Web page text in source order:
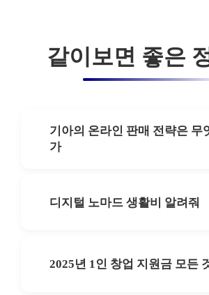
같이보면 좋은
기아의 온라인 판매 전략은 무
가
디지털 노마드 생활비 알려줘
2025년 1인 창업 지원금 모든